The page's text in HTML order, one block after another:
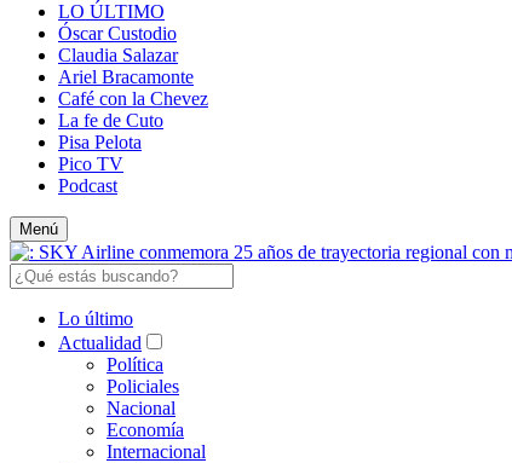
LO ÚLTIMO
Óscar Custodio
Claudia Salazar
Ariel Bracamonte
Café con la Chevez
La fe de Cuto
Pisa Pelota
Pico TV
Podcast
Menú
Lo último
Actualidad
Política
Policiales
Nacional
Economía
Internacional